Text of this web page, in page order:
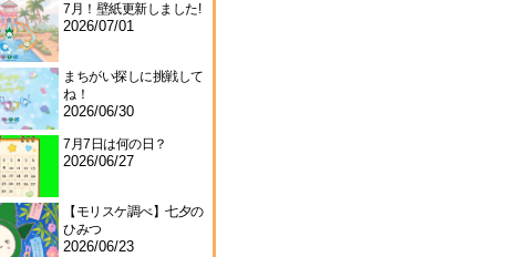
7月！壁紙更新しました!
2026/07/01
まちがい探しに挑戦して
ね！
2026/06/30
7月7日は何の日？
2026/06/27
【モリスケ調べ】七夕の
ひみつ
2026/06/23